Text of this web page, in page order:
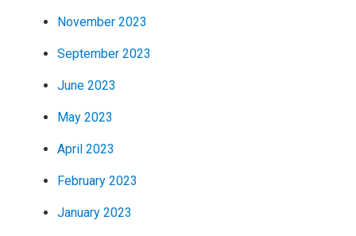
November 2023
September 2023
June 2023
May 2023
April 2023
February 2023
January 2023